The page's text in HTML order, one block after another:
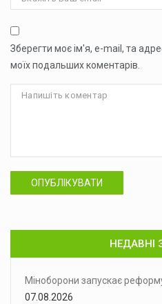
Зберегти моє ім'я, e-mail, та
моїх подальших коментарів.
ОПУБЛІКУВАТИ
НЕДАВНІ
Міноборони запускає
07.08.2026